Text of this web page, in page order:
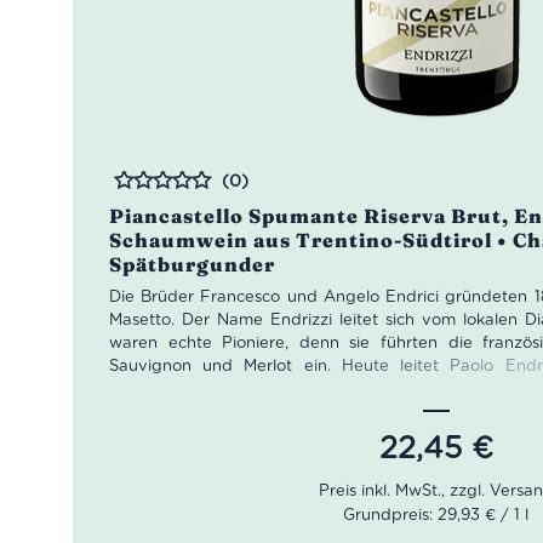
Piancastello Spumante Riserva Brut,
Schaumwein aus Trentino-Südtirol •
Spätburgunder
Bewertet
(0)
Die Brüder Francesco und Angelo Endrici gründeten
Masetto. Der Name Endrizzi leitet sich vom lokalen
waren echte Pioniere, denn sie führten die
Sauvignon und Merlot ein. Heute leitet Paolo
Der Piancastello Spumante Riserva Brut von Ednrizzi
Monaten auf der Hefe. Die strohgelbe Farbe wirkt
In der Nase kommen Noten von Honig, Vanille,
Gaumen trocken, seidig, sauber als auch lang anhaltend.
22,45 €
Grundpreis: 29,93 € / 1 l